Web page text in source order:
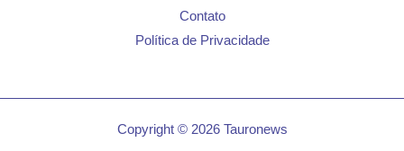
Contato
Política de Privacidade
Copyright © 2026 Tauronews